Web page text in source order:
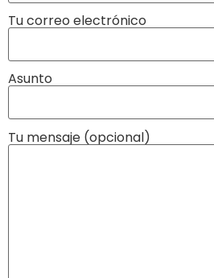
Tu correo electrónico
Asunto
Tu mensaje (opcional)